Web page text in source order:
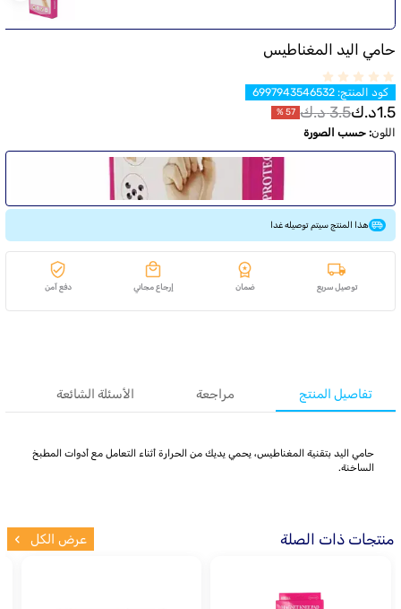
حامي اليد المغناطيس
كود المنتج:
6997943546532
1.5د.ك3.5 د.ك 57
%
اللون: حسب الصورة
هذا المنتج سيتم توصيله غدا
توصيل سريع ضمان إرجاع مجاني دفع آمن
تفاصيل المنتج مراجعة الأسئلة الشائعة
حامي اليد بتقنية المغناطيس، يحمي يديك من الحرارة أثناء التعامل مع أدوات المطبخ
الساخنة.
منتجات ذات الصلة عرض الكل